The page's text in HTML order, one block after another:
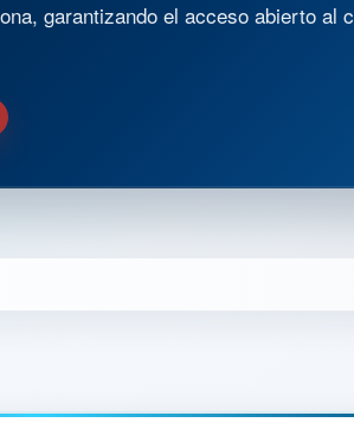
garantizando el acceso abierto al